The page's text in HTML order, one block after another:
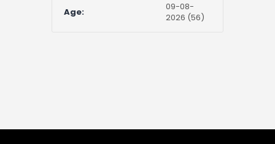
Age:
09-08-
2026 (56)